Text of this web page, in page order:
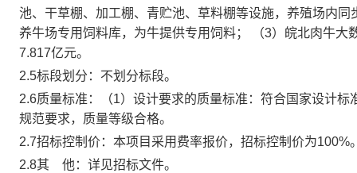
池、干草棚、加工棚、青贮池、草料棚等设施，养殖场内
养牛场专用饲料库，为牛提供专用饲料； （3）皖北肉牛大
7.817亿元。
2.5标段划分： 不划分标段。
2.6质量标准： （1）设计要求的质量标准：符合国家设计
规范要求，质量等级合格。
2.7招标控制价： 本项目采用费率报价，招标控制价为100%
2.8其 他： 详见招标文件。